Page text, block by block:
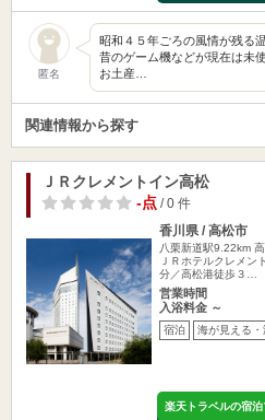
匿名
昭和４５年ごろの風情が残る
昔のゲーム機などが現在は未
お土産…
関連情報から探す
ＪＲクレメントイン高松
-点/ 0 件
香川県 / 高松市
八栗新道駅9.22km
ＪＲホテルクレメン
分／高松港徒歩３…
営業時間
入浴料金 ～
宿泊 海が見える・
楽天トラベルの宿